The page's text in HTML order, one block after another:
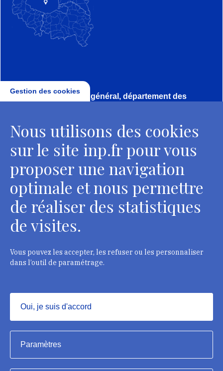
Direction, secrétariat général, département des
2 rue Vivienne - 75002 Paris
Tél. : + 33 1 44 41 16 41
Contacts
Département des restaurateurs
124 rue Henri Barbusse - 93300 Aubervilliers
Contacts
Institut national du patrimoine, 2023
Mentions légales
Gestion des cookies
Nous utilisons des cookies
sur le site inp.fr pour vous
proposer une navigation
optimale et nous permettre
de réaliser des statistiques
de visites.
Vous pouvez les accepter, les refuser ou les personnaliser
dans l’outil de paramétrage.
Oui, je suis d'accord
Masquer
Paramètres